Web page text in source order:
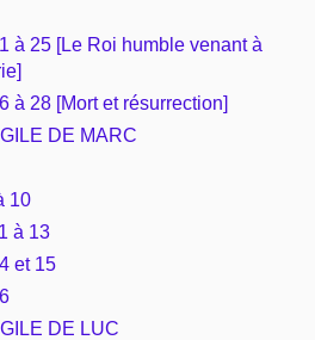
à 25 [Le Roi humble venant à
à 28 [Mort et résurrection]
DE MARC
10
à 13
et 15
DE LUC